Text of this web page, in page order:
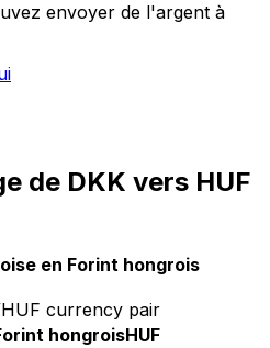
envoyer de l'argent à
de DKK vers HUF
en Forint hongrois
currency pair
hongroisHUF